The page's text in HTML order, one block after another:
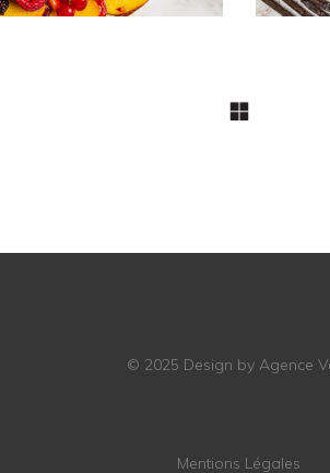
© 2025 Design by Agence
Mentions Légales